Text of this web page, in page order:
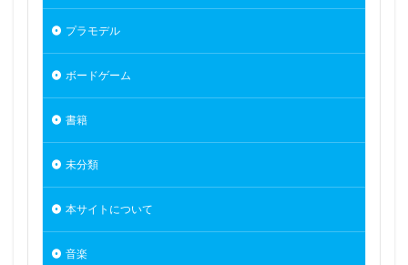
プラモデル
ボードゲーム
書籍
未分類
本サイトについて
音楽